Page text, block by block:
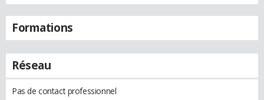
Formations
Réseau
Pas de contact professionnel